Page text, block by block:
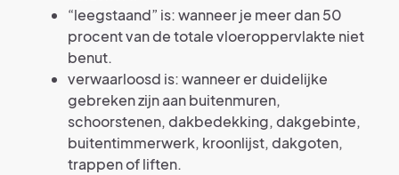
“leegstaand” is: wanneer je meer dan 50
procent van de totale vloeroppervlakte niet
benut.
verwaarloosd is: wanneer er duidelijke
gebreken zijn aan buitenmuren,
schoorstenen, dakbedekking, dakgebinte,
buitentimmerwerk, kroonlijst, dakgoten,
trappen of liften.